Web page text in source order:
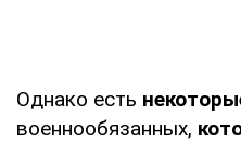
Однако есть
военнообязанных,